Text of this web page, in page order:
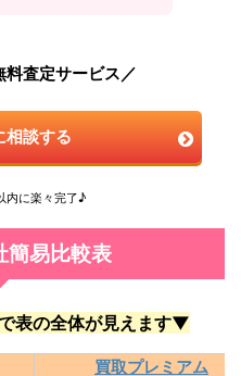
料査定サービス／
相談する
内に楽々完了♪
簡易比較表
表の全体が見えます▼
買取プレミアム